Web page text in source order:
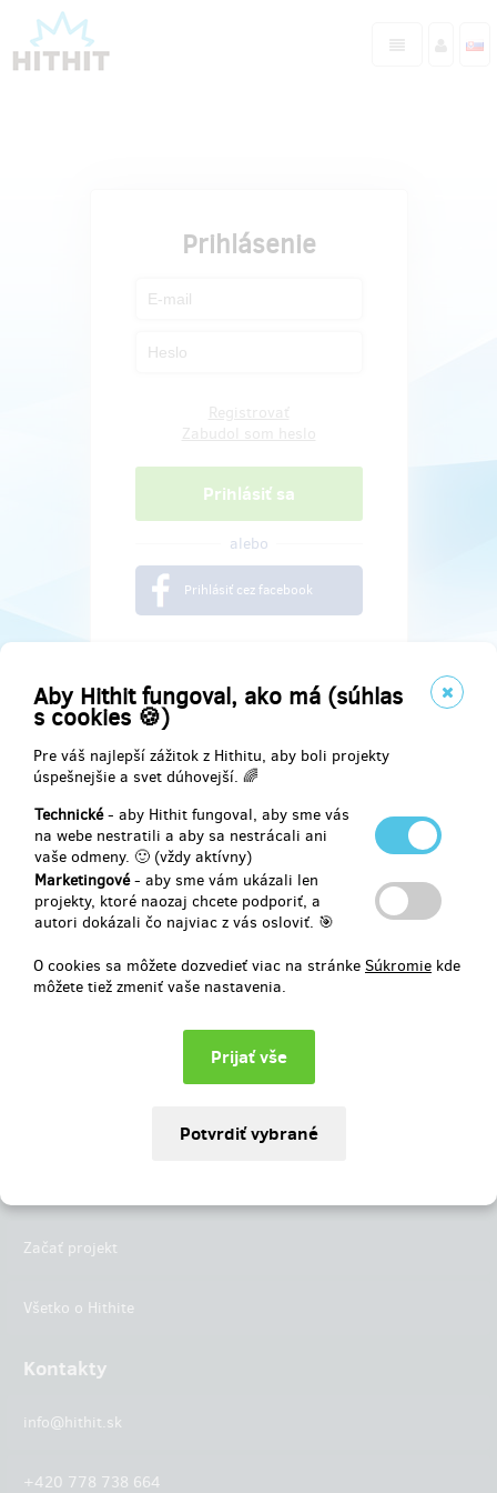
Aby Hithit fungoval, ako má (súhlas
s cookies 🍪)
Pre váš najlepší zážitok z Hithitu, aby boli projekty
úspešnejšie a svet dúhovejší. 🌈
Technické- aby Hithit fungoval, aby sme vás
na webe nestratili a aby sa nestrácali ani
vaše odmeny. 🙂 (vždy aktívny)
Marketingové- aby sme vám ukázali len
projekty, ktoré naozaj chcete podporiť, a
autori dokázali čo najviac z vás osloviť. 🎯
O cookies sa môžete dozvedieť viac na stránke Súkromie kde
môžete tiež zmeniť vaše nastavenia.
Prihlásenie
alebo
Prihlásiť cez facebook
Najdete nás na
Začať projekt
Všetko o Hithite
Kontakty
info@hithit.sk
+420 778 738 664